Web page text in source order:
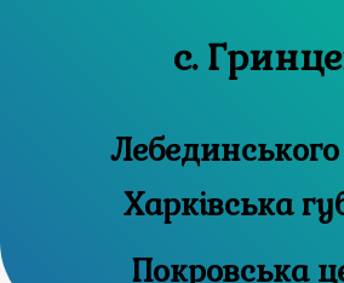
с.
Лебединського
Харківська
Покровська